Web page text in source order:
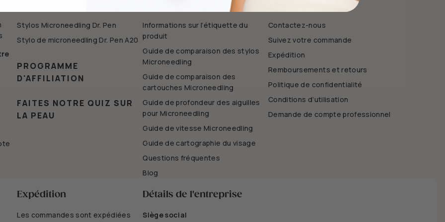
Stylos Microneedling Dr. Pen
Stylo de microneedling Dr. Pen A20
PROGRAMME
D'AFFILIATION
FAITES NOTRE QUIZ SUR
LA PEAU
Informations sur l’étiquette du
produit
Guide de comparaison des stylos
Microneedling
Guide de comparaison des
cartouches Microneedling
Guide de profondeur des aiguilles
pour Microneedling
Guide de vitesse Microneedling
Guide de cartographie du visage
Questions fréquentes
Blog
Contactez-nous
Suivez votre commande
Expédition
Remboursements et retours
Politique de confidentialité
Conditions d’utilisation
Demande de compte professionnel
Expédition
Les commandes sont expédiées
Détails de l'entreprise
Siège social